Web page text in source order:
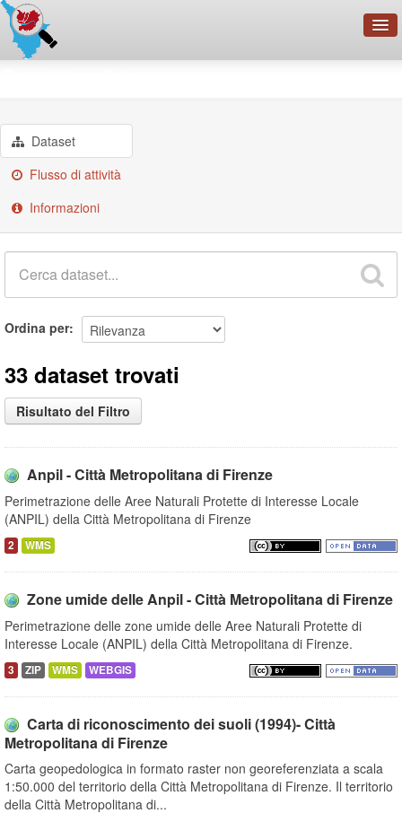
Dataset
Flusso di attività
Informazioni
Ordina per
33 dataset trovati
Risultato del Filtro
Anpil - Città Metropolitana di Firenze
Perimetrazione delle Aree Naturali Protette di Interesse Locale
(ANPIL) della Città Metropolitana di Firenze
2 WMS
Zone umide delle Anpil - Città Metropolitana di Firenze
Perimetrazione delle zone umide delle Aree Naturali Protette di
Interesse Locale (ANPIL) della Città Metropolitana di Firenze.
3 ZIP WMS WEBGIS
Carta di riconoscimento dei suoli (1994)- Città
Metropolitana di Firenze
Carta geopedologica in formato raster non georeferenziata a scala
1:50.000 del territorio della Città Metropolitana di Firenze. Il territorio
della Città Metropolitana di...